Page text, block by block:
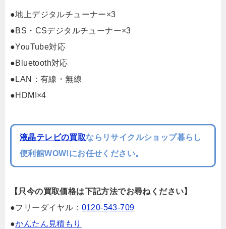
●地上デジタルチューナー×3
●BS・CSデジタルチューナー×3
●YouTube対応
●Bluetooth対応
●LAN：有線・無線
●HDMI×4
液晶テレビの買取ならリサイクルショップ暮らし
便利館WOW!にお任せください。
【只今の買取価格は下記方法でお尋ねください】
●フリーダイヤル： 0120-543-709
●かんたん見積もり